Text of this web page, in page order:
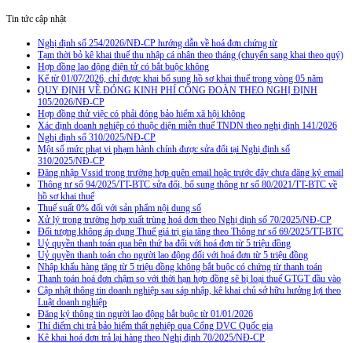
Tin tức cập nhật
Nghị định số 254/2026/NĐ-CP hướng dẫn về hoá đơn chứng từ
Tạm thời bỏ kê khai thuế thu nhập cá nhân theo tháng (chuyển sang khai theo quý)
Hợp đồng lao động điện tử có bắt buộc không
Kể từ 01/07/2026, chỉ được khai bổ sung hồ sơ khai thuế trong vòng 05 năm
QUY ĐỊNH VỀ ĐÓNG KINH PHÍ CÔNG ĐOÀN THEO NGHỊ ĐỊNH
105/2026/NĐ-CP
Hợp đồng thử việc có phải đóng bảo hiểm xã hội không
Xác định doanh nghiệp có thuộc diện miễn thuế TNDN theo nghị định 141/2026
Nghị định số 310/2025/NĐ-CP
Một số mức phạt vi phạm hành chính được sửa đổi tại Nghị định số
310/2025/NĐ-CP
Đăng nhập Vssid trong trường hợp quên email hoặc trước đây chưa đăng ký email
Thông tư số 94/2025/TT-BTC sửa đổi, bổ sung thông tư số 80/2021/TT-BTC về
hồ sơ khai thuế
Thuế suất 0% đối với sản phẩm nội dung số
Xử lý trong trường hợp xuất trùng hoá đơn theo Nghị định số 70/2025/NĐ-CP
Đối tượng không áp dụng Thuế giá trị gia tăng theo Thông tư số 69/2025/TT-BTC
Uỷ quyền thanh toán qua bên thứ ba đối với hoá đơn từ 5 triệu đồng
Uỷ quyền thanh toán cho người lao động đối với hoá đơn từ 5 triệu đồng
Nhập khẩu hàng tặng từ 5 triệu đồng không bắt buộc có chứng từ thanh toán
Thanh toán hoá đơn chậm so với thời hạn hợp đồng sẽ bị loại thuế GTGT đầu vào
Cập nhật thông tin doanh nghiệp sau sáp nhập, kê khai chủ sở hữu hưởng lợi theo
Luật doanh nghiệp
Đăng ký thông tin người lao động bắt buộc từ 01/01/2026
Thí điểm chi trả bảo hiểm thất nghiệp qua Cổng DVC Quốc gia
Kê khai hoá đơn trả lại hàng theo Nghị định 70/2025/NĐ-CP